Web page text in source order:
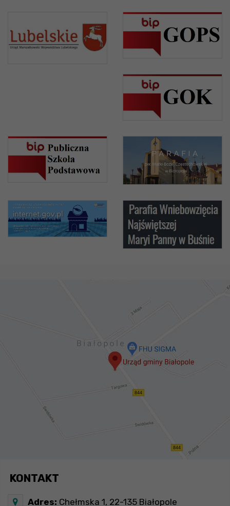
KONTAKT
Adres: Chełmska 1, 22-135 Białopole